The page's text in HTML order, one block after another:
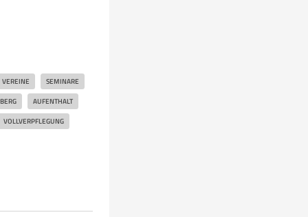
VEREINE SEMINARE
AUFENTHALT
VOLLVERPFLEGUNG